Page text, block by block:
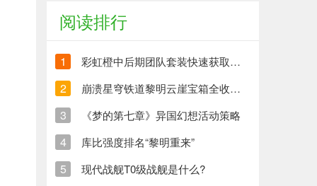
阅读排行
1 彩虹橙中后期团队套装快速获取方法
2 崩溃星穹铁道黎明云崖宝箱全收集策略与崩铁玩家分享
3 《梦的第七章》异国幻想活动策略
4 库比强度排名“黎明重来”
5 现代战舰T0级战舰是什么?